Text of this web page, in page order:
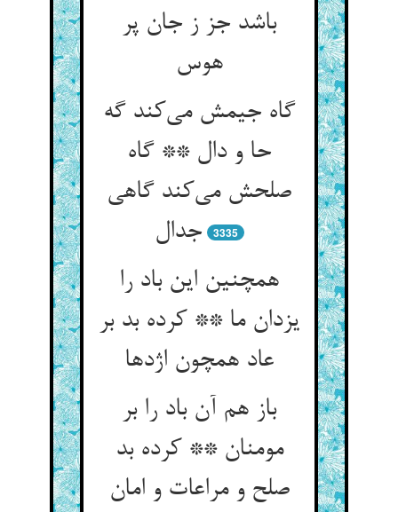
باشد جز ز جان پر
هوس‌‌
گاه جیمش می‌‌کند گه
حا و دال ** گاه
صلحش می‌‌کند گاهی
جدال‌‌
3335
همچنین این باد را
یزدان ما ** کرده بد بر
عاد همچون اژدها
باز هم آن باد را بر
مومنان ** کرده بد
صلح و مراعات و امان‌‌